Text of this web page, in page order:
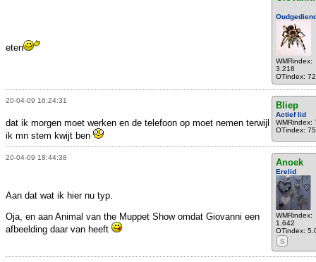
WMRindex:
3.218
OTindex:
eten
20-04-09 16:24:31 Bliep
Actief lid
WMRindex:
OTindex: 75
dat ik morgen moet werken en de telefoon op moet nemen terwijl
ik mn stem kwijt ben
20-04-09 18:44:38 Anoek
Erelid
WMRindex:
1.642
OTindex:
S
Aan dat wat ik hier nu typ.
Oja, en aan Animal van the Muppet Show omdat Giovanni een
afbeelding daar van heeft